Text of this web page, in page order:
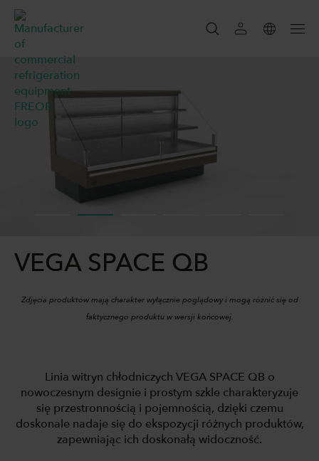
SZUKAJ
VEGA SPACE QB
Zdjęcia produktów mają charakter wyłącznie poglądowy i mogą różnić się od
faktycznego produktu w wersji końcowej.
Linia witryn chłodniczych VEGA SPACE QB o
nowoczesnym designie i prostym szkle charakteryzuje
się przestronnością i pojemnością, dzięki czemu
doskonale nadaje się do ekspozycji różnych produktów,
zapewniając ich doskonałą widoczność.